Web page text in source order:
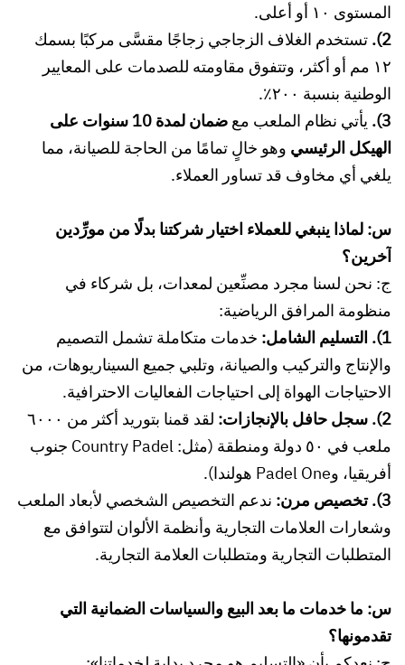
المستوى ١٠ أو أعلى.
2).
تستخدم الغلاف الزجاجي زجاجًا مقسَّى مركبًا بسمك
١٢ مم أو أكثر، وتتفوق مقاومته للصدمات على المعايير
الوطنية بنسبة ٢٠٠٪.
3).
يأتي نظام الملعب مع
ضمان لمدة 10 سنوات على
الهيكل الرئيسي وهو خالٍ تمامًا من الحاجة للصيانة، مما
يلغي أي مخاوف قد تساور العملاء.
س: لماذا ينبغي للعملاء اختيار شركتنا بدلًا من مورِّدين
آخرين؟
ج: نحن لسنا مجرد مصنِّعين لمعدات، بل شركاء في
منظومة المرافق الرياضية:
1). التسليم الشامل:
خدمات متكاملة تشمل التصميم
والإنتاج والتركيب والصيانة، وتلبي جميع السيناريوهات، من
الاحتياجات الهواة إلى احتياجات الفعاليات الاحترافية.
2). سجل حافل بالإنجازات:
لقد قمنا بتوريد أكثر من ٦٠٠٠
ملعب في ٥٠ دولة ومنطقة (مثل: Country Padel جنوب
أفريقيا، وPadel One هولندا).
3). تخصيص مرن:
ندعم التخصيص الشخصي لأبعاد الملعب
وشعارات العلامات التجارية وأنظمة الألوان لتتوافق مع
المتطلبات التجارية ومتطلبات العلامة التجارية.
س: ما خدمات ما بعد البيع والسياسات الضمانية التي
تقدمونها؟